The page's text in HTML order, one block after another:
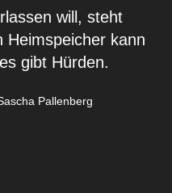
will, steht
Heimspeicher kann
gibt Hürden.
Pallenberg